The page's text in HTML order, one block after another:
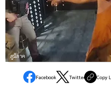
ภูมิภาค
Facebook Twitter Copy